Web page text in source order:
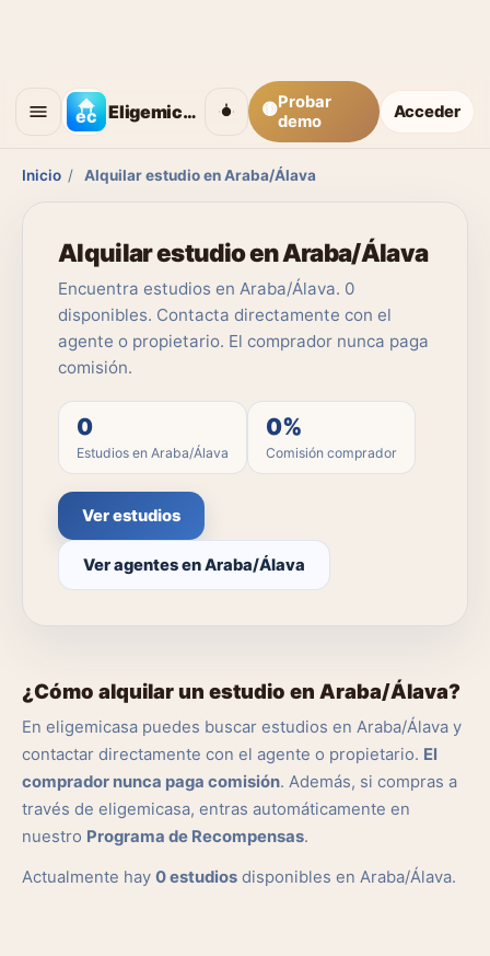
Eligemicasa 🟡Probar
demo
Acceder
Inicio / Alquilar estudio en Araba/Álava
Alquilar estudio en Araba/Álava
Encuentra estudios en Araba/Álava. 0
disponibles. Contacta directamente con el
agente o propietario. El comprador nunca paga
comisión.
0
Estudios en Araba/Álava
0%
Comisión comprador
Ver estudios
Ver agentes en Araba/Álava
¿Cómo alquilar un estudio en Araba/Álava?
En eligemicasa puedes buscar estudios en Araba/Álava y
contactar directamente con el agente o propietario. El
comprador nunca paga comisión. Además, si compras a
través de eligemicasa, entras automáticamente en
nuestro Programa de Recompensas.
Actualmente hay 0 estudios disponibles en Araba/Álava.